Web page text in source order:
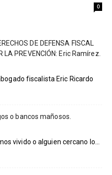
0
DE DEFENSA FISCAL
LA PREVENCIÓN: Eric Ramírez.
fiscalista Eric Ricardo
o bancos mañosos.
vivido o alguien cercano lo...